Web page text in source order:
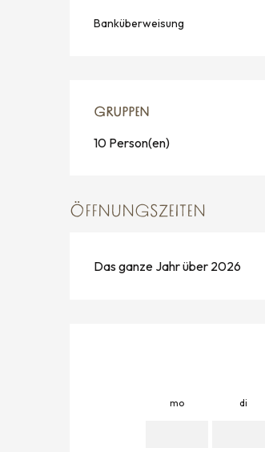
Banküberweisung
GRUPPEN
GRUPPEN
10 Person(en)
ÖFFNUNGSZEITEN
Das ganze Jahr über 2026
mo di